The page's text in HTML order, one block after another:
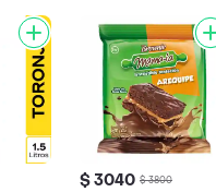
$ 3040 $ 3800